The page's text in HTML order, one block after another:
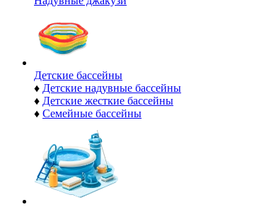
Детские бассейны
♦ Детские надувные бассейны
♦ Детские жесткие бассейны
♦ Семейные бассейны